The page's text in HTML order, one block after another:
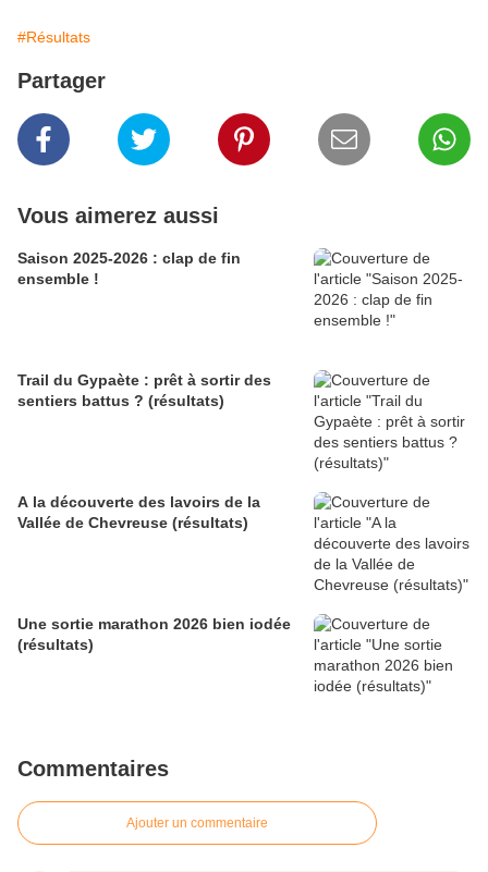
#Résultats
Partager
Vous aimerez aussi
Saison 2025-2026 : clap de fin
ensemble !
Trail du Gypaète : prêt à sortir des
sentiers battus ? (résultats)
A la découverte des lavoirs de la
Vallée de Chevreuse (résultats)
Une sortie marathon 2026 bien iodée
(résultats)
Commentaires
Ajouter un commentaire